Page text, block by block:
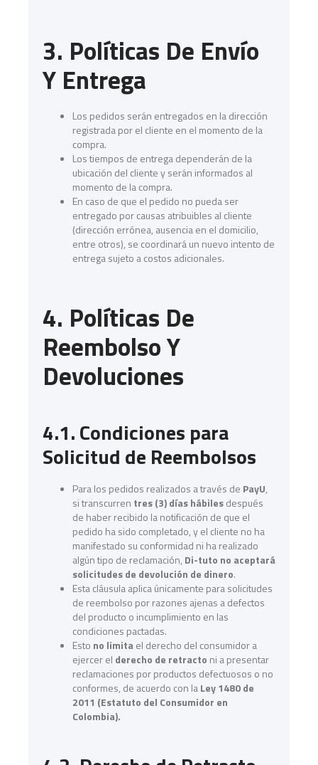
3. Políticas De Envío
Y Entrega
Los pedidos serán entregados en la dirección
registrada por el cliente en el momento de la
compra.
Los tiempos de entrega dependerán de la
ubicación del cliente y serán informados al
momento de la compra.
En caso de que el pedido no pueda ser
entregado por causas atribuibles al cliente
(dirección errónea, ausencia en el domicilio,
entre otros), se coordinará un nuevo intento de
entrega sujeto a costos adicionales.
4. Políticas De
Reembolso Y
Devoluciones
4.1. Condiciones para
Solicitud de Reembolsos
Para los pedidos realizados a través de PayU,
si transcurren tres (3) días hábilesdespués
de haber recibido la notificación de que el
pedido ha sido completado, y el cliente no ha
manifestado su conformidad ni ha realizado
algún tipo de reclamación, Di-tuto no aceptará
solicitudes de devolución de dinero.
Esta cláusula aplica únicamente para solicitudes
de reembolso por razones ajenas a defectos
del producto o incumplimiento en las
condiciones pactadas.
Esto no limitael derecho del consumidor a
ejercer el derecho de retracto ni a presentar
reclamaciones por productos defectuosos o no
conformes, de acuerdo con laLey 1480 de
2011 (Estatuto del Consumidor en
Colombia).